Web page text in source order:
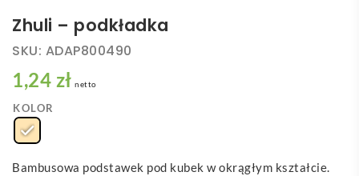
Zhuli – podkładka
SKU: ADAP800490
1,24 zł netto
KOLOR
Bambusowa podstawek pod kubek w okrągłym kształcie.